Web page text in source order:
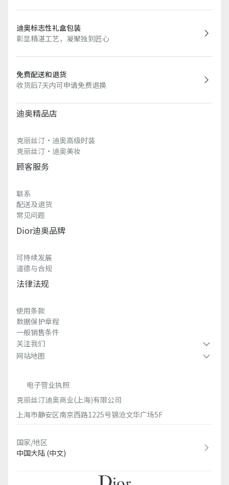
迪奥标志性礼盒包装
彰显精湛工艺，凝聚独到匠心
免费配送和退货
收货后7天内可申请免费退换
迪奥精品店
克丽丝汀·迪奥高级时装
克丽丝汀·迪奥美妆
顾客服务
联系
配送及退货
常见问题
Dior迪奥品牌
可持续发展
道德与合规
法律法规
使用条款
数据保护章程
一般销售条件
关注我们
网站地图
电子营业执照
克丽丝汀迪奥商业(上海)有限公司
上海市静安区南京西路1225号锦沧文华广场5F
国家/地区
中国大陆 (中文)